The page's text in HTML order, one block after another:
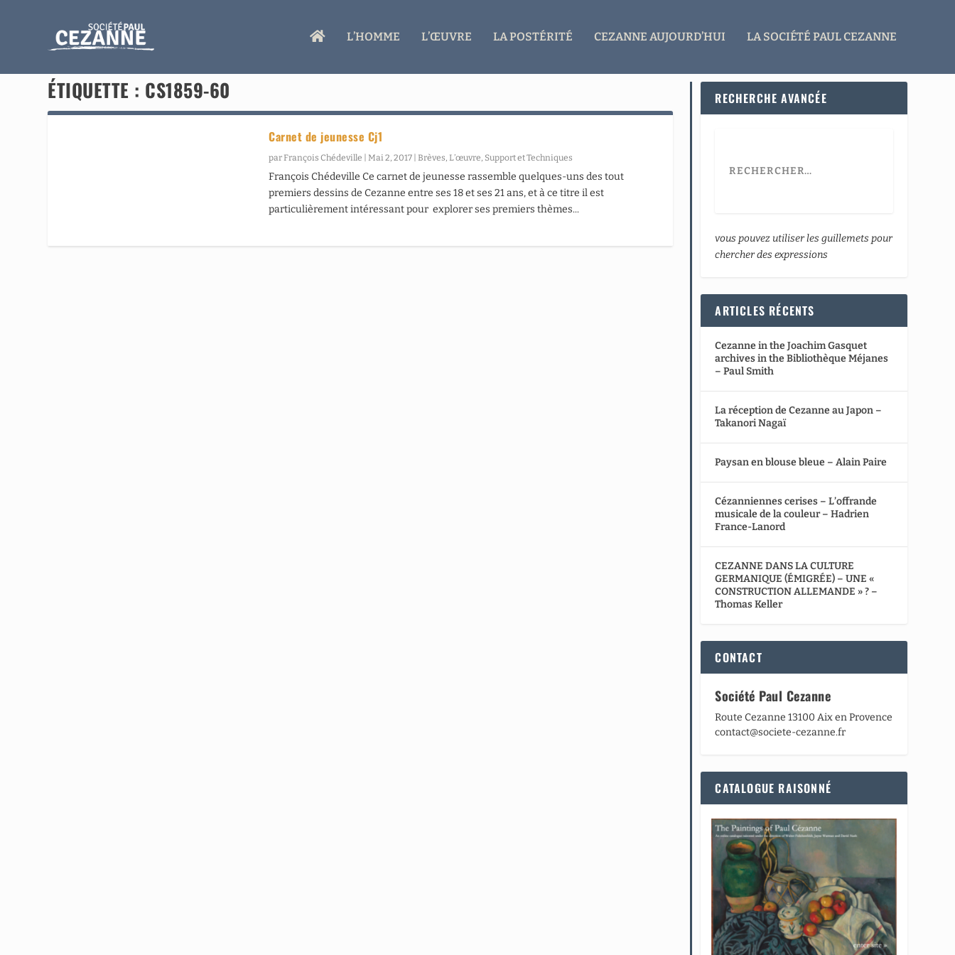
A
L’HOMME L’ŒUVRE LA POSTÉRITÉ CEZANNE AUJOURD’HUI LA SOCIÉTÉ PAUL CEZANNE
ÉTIQUETTE : CS1859-60
Carnet de jeunesse Cj1
parFrançois Chédeville |Mai 2, 2017 |Brèves,L’œuvre, Support et Techniques
François Chédeville Ce carnet de jeunesse rassemble quelques-uns des tout
premiers dessins de Cezanne entre ses 18 et ses 21 ans, et à ce titre il est
particulièrement intéressant pour explorer ses premiers thèmes...
RECHERCHE AVANCÉE
vous pouvez utiliser les guillemets pour
chercher des expressions
ARTICLES RÉCENTS
Cezanne in the Joachim Gasquet
archives in the Bibliothèque Méjanes
– Paul Smith
La réception de Cezanne au Japon –
Takanori Nagaï
Paysan en blouse bleue – Alain Paire
Cézanniennes cerises – L’offrande
musicale de la couleur – Hadrien
France-Lanord
CEZANNE DANS LA CULTURE
GERMANIQUE (ÉMIGRÉE) – UNE «
CONSTRUCTION ALLEMANDE » ? –
Thomas Keller
CONTACT
Société Paul Cezanne
Route Cezanne 13100 Aix en Provence
contact@societe-cezanne.fr
CATALOGUE RAISONNÉ